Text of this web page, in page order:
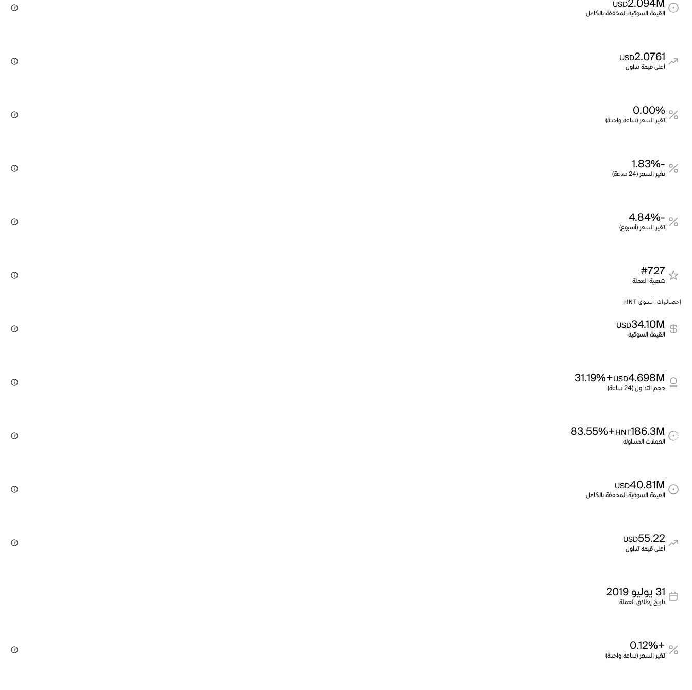
2.094M
USD
القيمة السوقية المخففة بالكامل
2.0761
USD
أعلى قيمة تداول
0.00%
تغير السعر (ساعة واحدة)
-1.83%
تغير السعر (24 ساعة)
-4.84%
تغير السعر (أسبوع)
#727
شعبية العملة
إحصائيات السوق HNT
34.10M
USD
القيمة السوقية
4.698M
USD
+31.19%
حجم التداول (24 ساعة)
186.3M
HNT
+83.55%
العملات المتداولة
40.81M
USD
القيمة السوقية المخففة بالكامل
55.22
USD
أعلى قيمة تداول
31 يوليو 2019
تاريخ إطلاق العملة
+0.12%
تغير السعر (ساعة واحدة)